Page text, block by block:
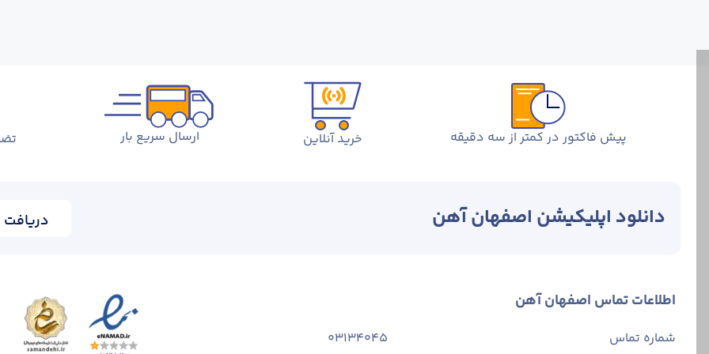
پیش فاکتور در کمتر از سه دقیقه خرید آنلاین ارسال سریع بار
دانلود اپلیکیشن اصفهان آهن دریافت
اطلاعات تماس اصفهان آهن
شماره تماس 03134045